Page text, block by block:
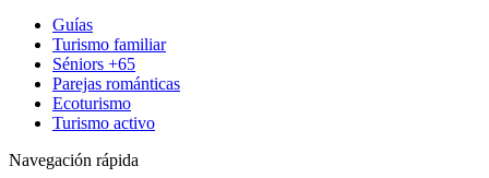
Guías
Turismo familiar
Séniors +65
Parejas románticas
Ecoturismo
Turismo activo
Navegación rápida